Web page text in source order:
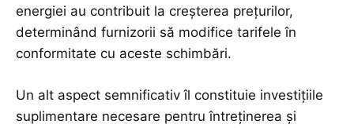
energiei au contribuit la creșterea prețurilor,
determinând furnizorii să modifice tarifele în
conformitate cu aceste schimbări.
Un alt aspect semnificativ îl constituie investițiile
suplimentare necesare pentru întreținerea și